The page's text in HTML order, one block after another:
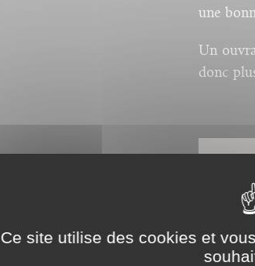
une
Un
donc
Ce site utilise des cookies et